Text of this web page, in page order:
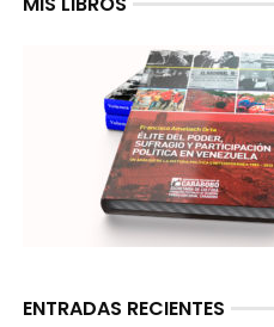
ENTRADAS RECIENTES